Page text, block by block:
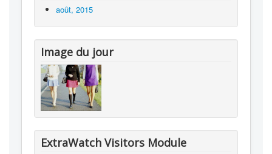
août, 2015
Image du jour
ExtraWatch Visitors Module